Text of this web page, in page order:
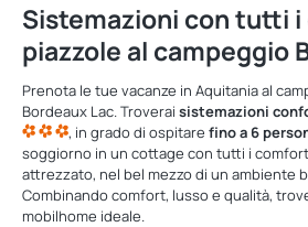
Sistemazioni con tutti
piazzole al campeggio
Prenota le tue vacanze in Aquitania al
Bordeaux Lac. Troverai sistemazioni
, in grado di ospitare fino a 6
soggiorno in un cottage con tutti i
attrezzato, nel bel mezzo di un ambiente
Combinando comfort, lusso e qualità,
mobilhome ideale.